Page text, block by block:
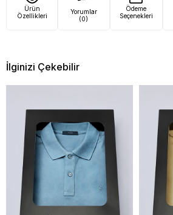
Ürün
Özellikleri
Yorumlar
(0)
Ödeme
Seçenekleri
İlginizi Çekebilir